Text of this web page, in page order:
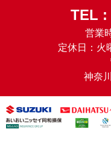
TEL :
営業
定休日：火
神奈